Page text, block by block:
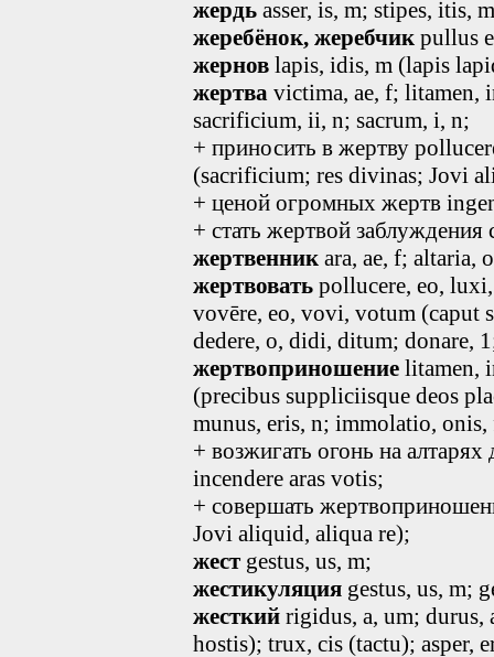
жердь asser, is, m; stipes, itis,
жеребёнок, жеребчик pullus
жернов lapis, idis, m (lapis
жертва victima, ae, f; litamen,
sacrificium, ii, n; sacrum, i, n;
+ приносить в жертву
(sacrificium; res divinas; Jovi
+ ценой огромных жертв
+ стать жертвой заблуждения
жертвенник ara, ae, f; altaria,
жертвовать pollucere, eo,
vovēre, eo, vovi, votum (caput
dedere, o, didi, ditum; donare,
жертвоприношение litamen,
(precibus suppliciisque deos
munus, eris, n; immolatio, onis,
+ возжигать огонь на
incendere aras votis;
+ совершать
Jovi aliquid, aliqua re);
жест gestus, us, m;
жестикуляция gestus, us, m;
жесткий rigidus, a, um; durus,
hostis); trux, cis (tactu); asper,